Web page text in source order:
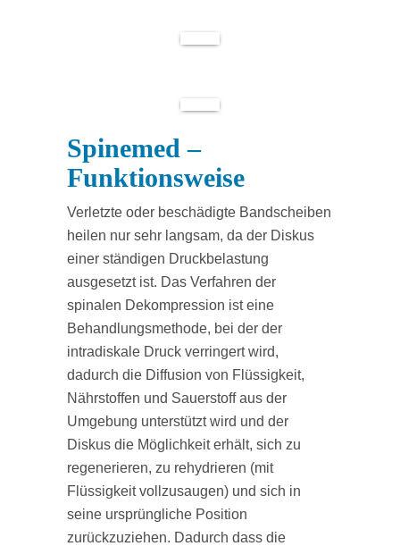
Spinemed –
Funktionsweise
Verletzte oder beschädigte Bandscheiben
heilen nur sehr langsam, da der Diskus
einer ständigen Druckbelastung
ausgesetzt ist. Das Verfahren der
spinalen Dekompression ist eine
Behandlungsmethode, bei der der
intradiskale Druck verringert wird,
dadurch die Diffusion von Flüssigkeit,
Nährstoffen und Sauerstoff aus der
Umgebung unterstützt wird und der
Diskus die Möglichkeit erhält, sich zu
regenerieren, zu rehydrieren (mit
Flüssigkeit vollzusaugen) und sich in
seine ursprüngliche Position
zurückzuziehen. Dadurch dass die